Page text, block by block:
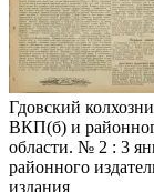
Гдовский
ВКП(б) и
области. № 2 : 3
районного
издания